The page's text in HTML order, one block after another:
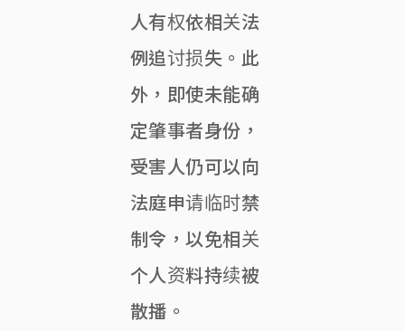
人有权依相关法
例追讨损失。此
外，即使未能确
定肇事者身份，
受害人仍可以向
法庭申请临时禁
制令，以免相关
个人资料持续被
散播。